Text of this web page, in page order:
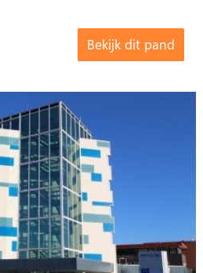
Bekijk dit pand